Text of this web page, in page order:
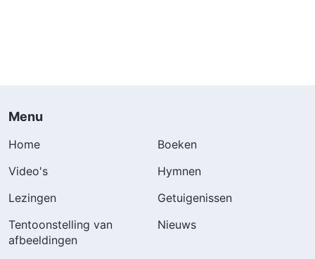
Menu
Home
Boeken
Video's
Hymnen
Lezingen
Getuigenissen
Tentoonstelling van
afbeeldingen
Nieuws